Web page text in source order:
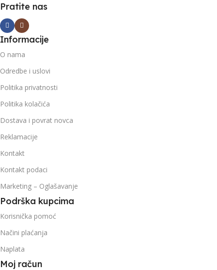
Pratite nas
Informacije
O nama
Odredbe i uslovi
Politika privatnosti
Politika kolačića
Dostava i povrat novca
Reklamacije
Kontakt
Kontakt podaci
Marketing – Oglašavanje
Podrška kupcima
Korisnička pomoć
Načini plaćanja
Naplata
Moj račun